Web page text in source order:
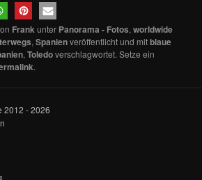
Frankunter Panorama - Fotos,worldwide
,Spanienveröffentlicht und mitblaue
,Toledoverschlagwortet. Setze ein
.
2012 - 2026